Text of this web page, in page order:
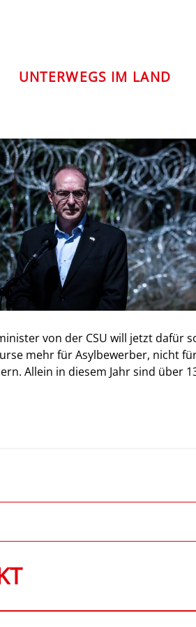
UNTERWEGS IM LAND
von der CSU will jetzt dafür
mehr für Asylbewerber, nicht
Allein in diesem Jahr sind über